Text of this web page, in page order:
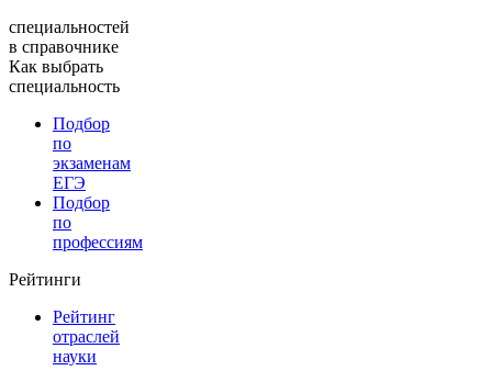
специальностей
в справочнике
Как выбрать
специальность
Подбор
по
экзаменам
ЕГЭ
Подбор
по
профессиям
Рейтинги
Рейтинг
отраслей
науки